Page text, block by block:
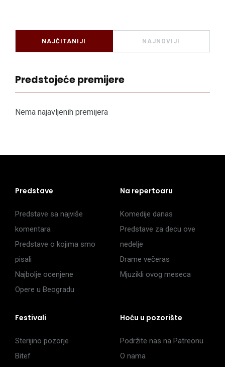
NAJČITANIJI NAJNOVIJI
Predstojeće premijere
Nema najavljenih premijera
Predstave
Predstave sa najviše
komentara
Predstave o kojima smo
pisali
Najbolje ocenjene
Opere u Beogradu
Na repertoaru
Komedije danas
Predstave za decu ove
nedelje
Drame večeras
Mjuzikli ovog meseca
Festivali
Sterijino pozorje
Bitef
Hoću u pozorište
Podržite nas na Patreonu
O nama